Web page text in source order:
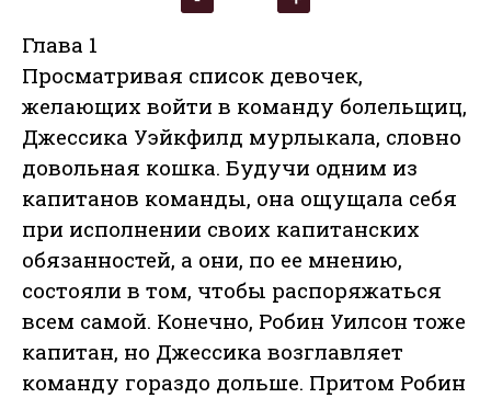
Глава 1
Просматривая список девочек,
желающих войти в команду болельщиц,
Джессика Уэйкфилд мурлыкала, словно
довольная кошка. Будучи одним из
капитанов команды, она ощущала себя
при исполнении своих капитанских
обязанностей, а они, по ее мнению,
состояли в том, чтобы распоряжаться
всем самой. Конечно, Робин Уилсон тоже
капитан, но Джессика возглавляет
команду гораздо дольше. Притом Робин